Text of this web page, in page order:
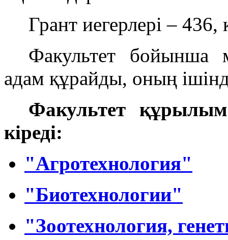
Грант иегерлері – 436,
Факультет бойынша
адам құрайды, оның
Факультет
кіреді:
"Агротехнология"
"Биотехнологии"
"Зоотехнология,